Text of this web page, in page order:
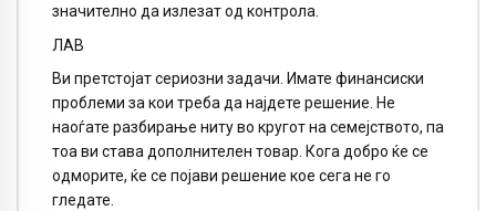
значително да излезат од контрола.
ЛАВ
Ви претстојат сериозни задачи. Имате финансиски
проблеми за кои треба да најдете решение. Не
наоѓате разбирање ниту во кругот на семејството, па
тоа ви става дополнителен товар. Кога добро ќе се
одморите, ќе се појави решение кое сега не го
гледате.